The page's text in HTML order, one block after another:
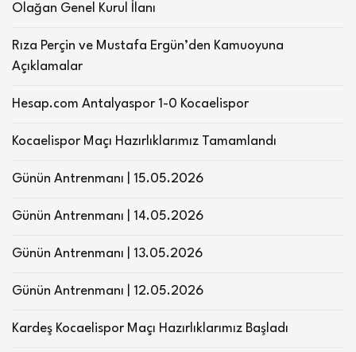
Olağan Genel Kurul İlanı
Rıza Perçin ve Mustafa Ergün’den Kamuoyuna
Açıklamalar
Hesap.com Antalyaspor 1-0 Kocaelispor
Kocaelispor Maçı Hazırlıklarımız Tamamlandı
Günün Antrenmanı | 15.05.2026
Günün Antrenmanı | 14.05.2026
Günün Antrenmanı | 13.05.2026
Günün Antrenmanı | 12.05.2026
Kardeş Kocaelispor Maçı Hazırlıklarımız Başladı